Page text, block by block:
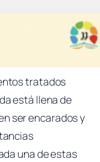
tratados
está llena de
ser encarados y
una de estas